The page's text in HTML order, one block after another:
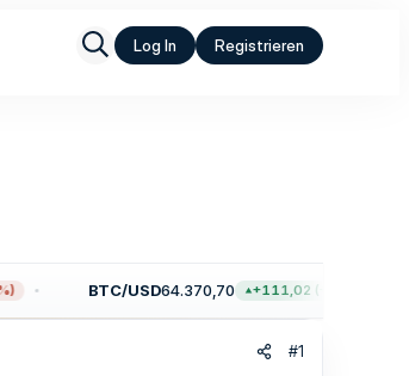
Log In Registrieren
BTC/USD64.370,70 +111,02 (+0,17 %)
#1